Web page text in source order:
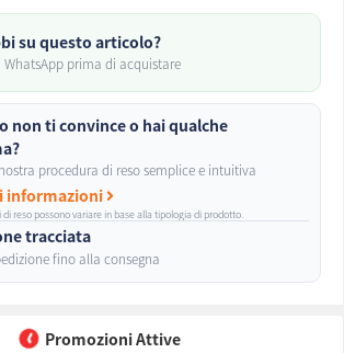
su questo articolo?
WhatsApp prima di acquistare
non ti convince o hai qualche
procedura di reso semplice e intuitiva
informazioni
di reso possono variare in base alla tipologia di prodotto.
tracciata
fino alla consegna
Promozioni Attive